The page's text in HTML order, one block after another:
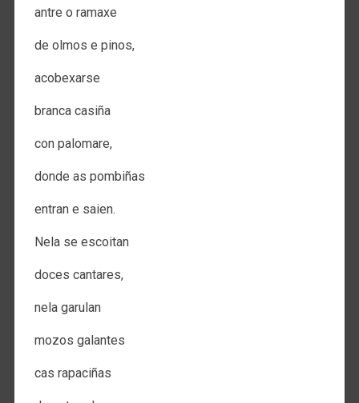
antre o ramaxe
de olmos e pinos,
acobexarse
branca casiña
con palomare,
donde as pombiñas
entran e saien.
Nela se escoitan
doces cantares,
nela garulan
mozos galantes
cas rapaciñas